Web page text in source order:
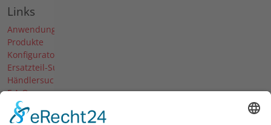
Links
Anwendungen
Produkte
Konfigurator
Ersatzteil-Suche
Händlersuche
F.A.Q.
Downloads
Forum